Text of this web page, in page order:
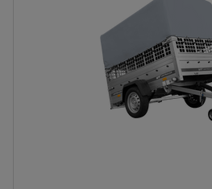
1256
Möglichkeit des Versands auf Palette